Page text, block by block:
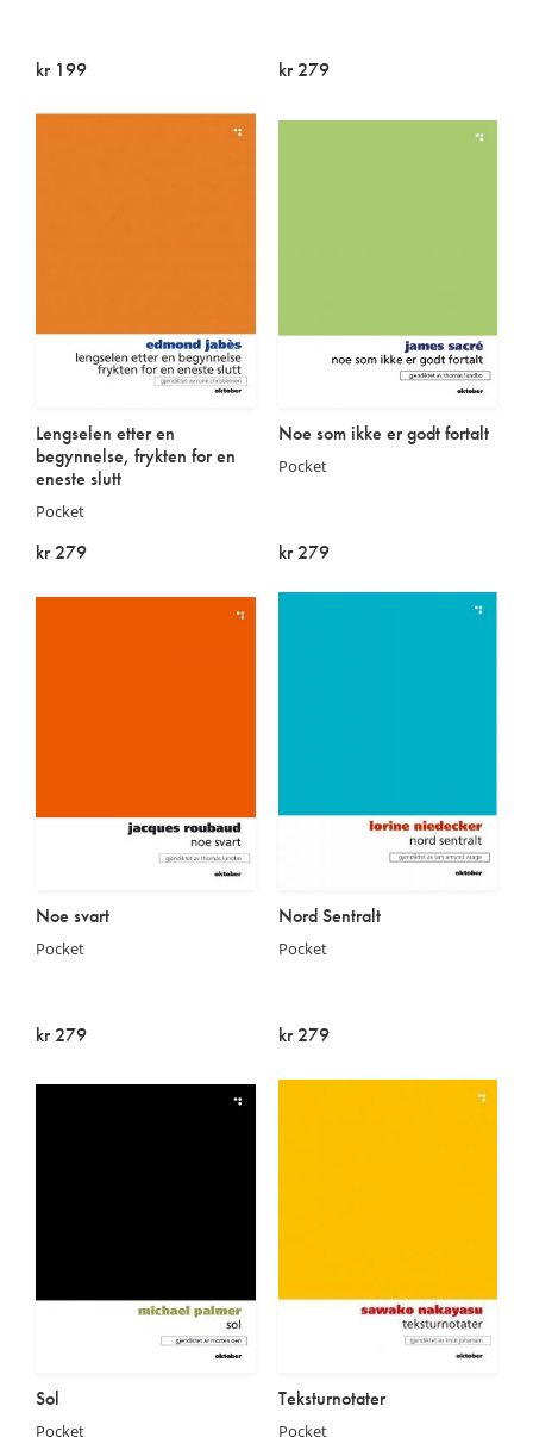
kr 199 kr 279
Lengselen etter en
begynnelse, frykten for en
eneste slutt
Pocket
kr 279
Noe som ikke er godt fortalt
Pocket
kr 279
Noe svart
Pocket
kr 279
Nord Sentralt
Pocket
kr 279
Sol
Pocket
Teksturnotater
Pocket